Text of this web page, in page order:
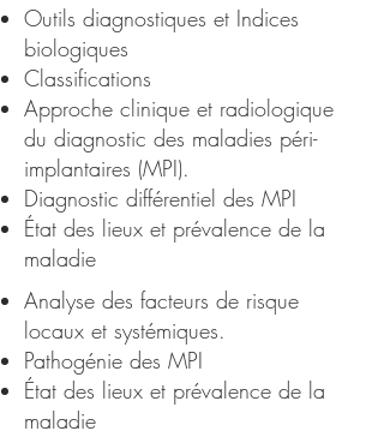
Outils diagnostiques et Indices
biologiques
Classifications
Approche clinique et radiologique
du diagnostic des maladies péri-
implantaires (MPI).
Diagnostic différentiel des MPI
État des lieux et prévalence de la
maladie
Analyse des facteurs de risque
locaux et systémiques.
Pathogénie des MPI
État des lieux et prévalence de la
maladie